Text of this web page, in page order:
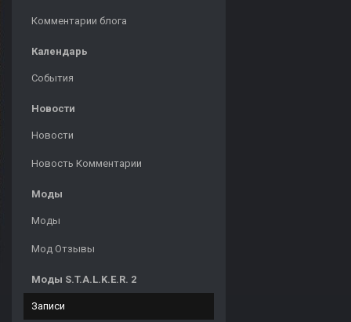
Комментарии блога
Календарь
События
Новости
Новости
Новость Комментарии
Моды
Моды
Мод Отзывы
Моды S.T.A.L.K.E.R. 2
Записи